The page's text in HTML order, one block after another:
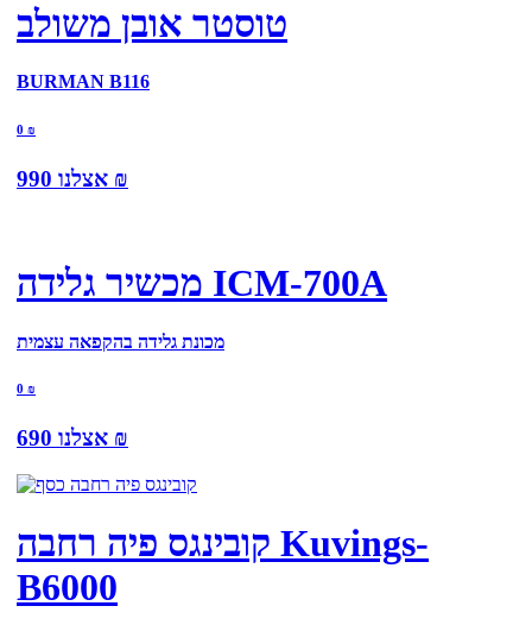
טוסטר אובן משולב
BURMAN B116
0 ₪
אצלנו 990 ₪
מכשיר גלידה ICM-700A
מכונת גלידה בהקפאה עצמית
0 ₪
אצלנו 690 ₪
קובינגס פיה רחבה Kuvings-
B6000